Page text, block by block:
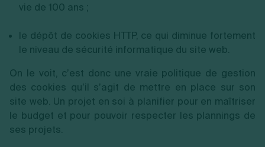
vie de 100 ans ;
le dépôt de cookies HTTP, ce qui diminue fortement
le niveau de sécurité informatique du site web.
On le voit, c’est donc une vraie politique de gestion
des cookies qu’il s’agit de mettre en place sur son
site web. Un projet en soi à planifier pour en maîtriser
le budget et pour pouvoir respecter les plannings de
ses projets.